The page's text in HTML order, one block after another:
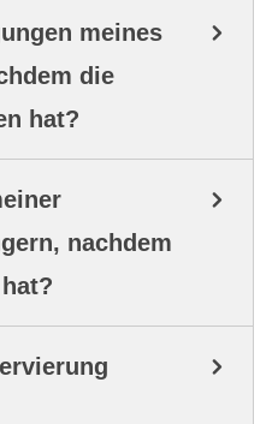
meines
die
hat?
nachdem